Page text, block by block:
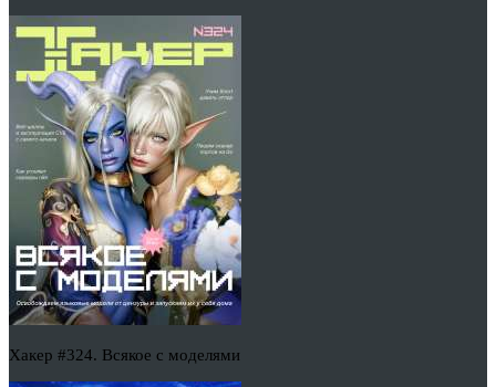
Хакер #324. Всякое с моделями